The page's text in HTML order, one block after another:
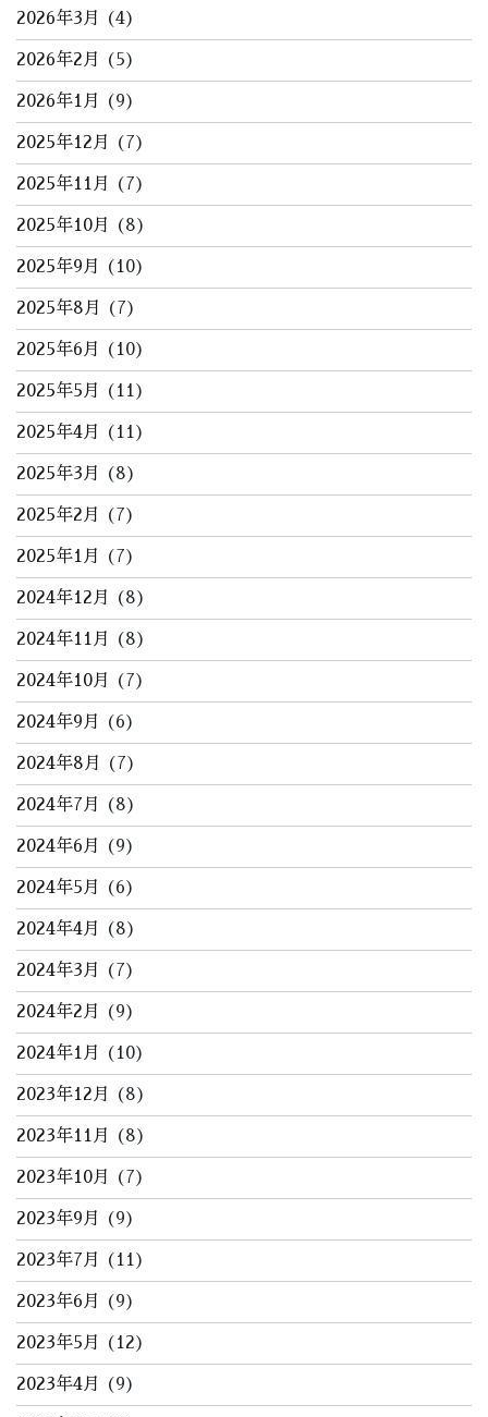
2026年3月 (4)
2026年2月 (5)
2026年1月 (9)
2025年12月 (7)
2025年11月 (7)
2025年10月 (8)
2025年9月 (10)
2025年8月 (7)
2025年6月 (10)
2025年5月 (11)
2025年4月 (11)
2025年3月 (8)
2025年2月 (7)
2025年1月 (7)
2024年12月 (8)
2024年11月 (8)
2024年10月 (7)
2024年9月 (6)
2024年8月 (7)
2024年7月 (8)
2024年6月 (9)
2024年5月 (6)
2024年4月 (8)
2024年3月 (7)
2024年2月 (9)
2024年1月 (10)
2023年12月 (8)
2023年11月 (8)
2023年10月 (7)
2023年9月 (9)
2023年7月 (11)
2023年6月 (9)
2023年5月 (12)
2023年4月 (9)